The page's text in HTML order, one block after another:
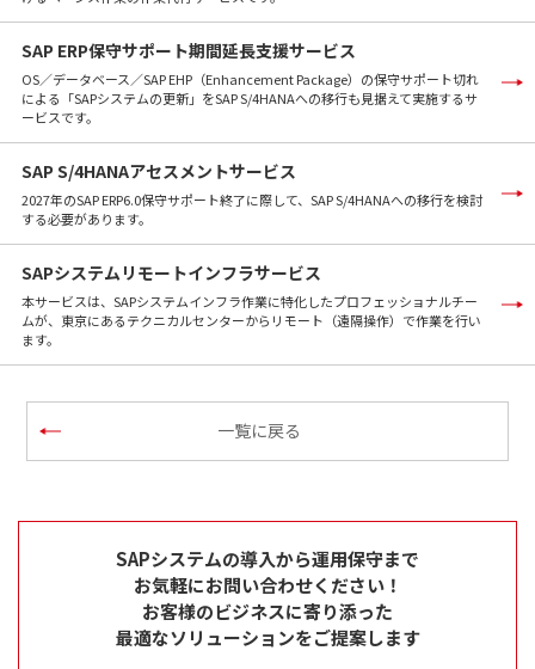
SAP ERP保守サポート期間延長支援サービス
OS／データベース／SAP EHP（Enhancement Package）の保守サポート切れ
による「SAPシステムの更新」をSAP S/4HANAへの移行も見据えて実施するサ
ービスです。
SAP S/4HANAアセスメントサービス
2027年のSAP ERP6.0保守サポート終了に際して、SAP S/4HANAへの移行を検討
する必要があります。
SAPシステムリモートインフラサービス
本サービスは、SAPシステムインフラ作業に特化したプロフェッショナルチー
ムが、東京にあるテクニカルセンターからリモート（遠隔操作）で作業を行い
ます。
一覧に戻る
SAPシステムの導入から運用保守まで
お気軽にお問い合わせください！
お客様のビジネスに寄り添った
最適なソリューションをご提案します